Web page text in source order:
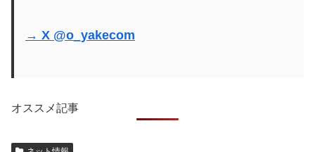
→ X @o_yakecom
オススメ記事